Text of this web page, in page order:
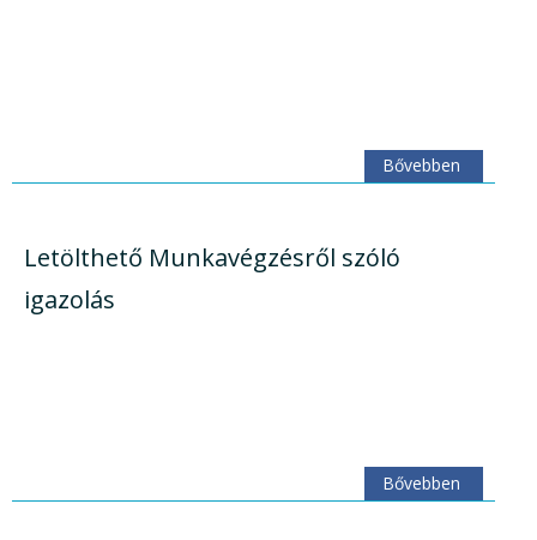
Bővebben
Letölthető Munkavégzésről szóló
igazolás
Bővebben